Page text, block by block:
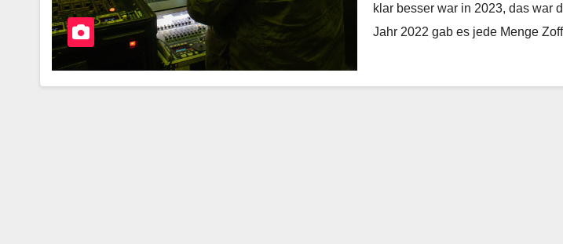
klar besser war in 2023, das war
Jahr 2022 gab es jede Menge